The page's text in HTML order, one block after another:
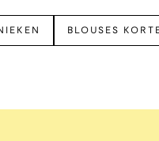
BLOUSES